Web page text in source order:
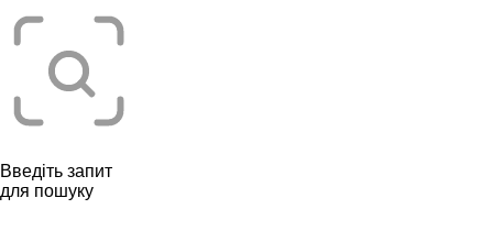
Введіть запит
для пошуку